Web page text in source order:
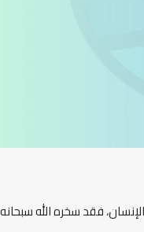
فقد سخره الله